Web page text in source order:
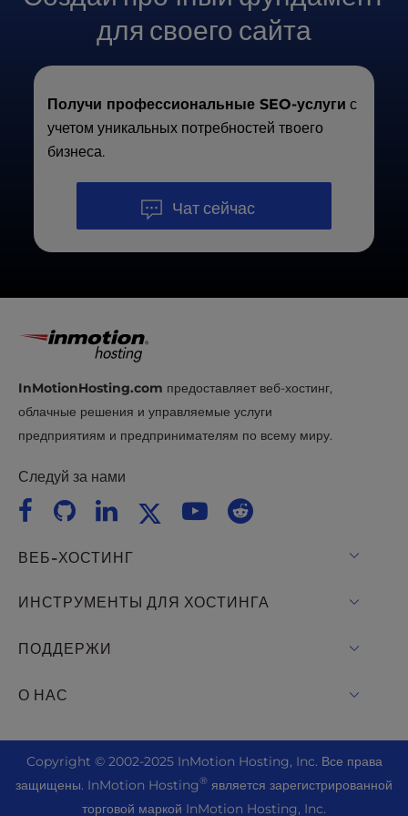
правильно структурирован для поисковых систем
и при этом предоставляет ценность для
посетителей.
значительные результаты, такие
повышение рейтинга и увеличение трафика,
могут занять3-6 месяцев или больше.
для своего сайта
Получи профессиональные SEO-услуги с
учетом уникальных потребностей твоего
бизнеса.
Чат сейчас
InMotionHosting.com предоставляет веб-хостинг,
облачные решения и управляемые услуги
предприятиям и предпринимателям по всему миру.
Следуй за нами
ВЕБ-ХОСТИНГ
Общий хостинг
UltraStack ONE для WordPress
Облачный VPS
Хостинг выделенных серверов
ИНСТРУМЕНТЫ ДЛЯ ХОСТИНГА
WordPress
Joomla Хостинг
PHP-хостинг
ПОДДЕРЖИ
Живой чат
+44 2045 763722
Центр поддержки
О НАС
Свяжитесь с нами
О нас
Copyright © 2002-2025 InMotion Hosting, Inc. Все права
защищены. InMotion Hosting® является зарегистрированной
торговой маркой InMotion Hosting, Inc.